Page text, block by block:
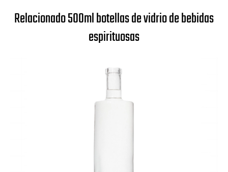
Relacionado 500ml botellas de vidrio de bebidas
espirituosas